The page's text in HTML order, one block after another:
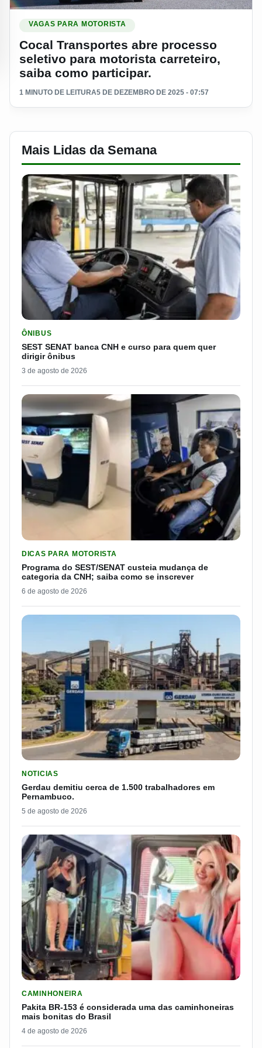
VAGAS PARA MOTORISTA
Cocal Transportes abre processo
seletivo para motorista carreteiro,
saiba como participar.
1 MINUTO DE LEITURA5 DE DEZEMBRO DE 2025 - 07:57
Mais Lidas da Semana
ÔNIBUS
SEST SENAT banca CNH e curso para quem quer
dirigir ônibus
3 de agosto de 2026
DICAS PARA MOTORISTA
Programa do SEST/SENAT custeia mudança de
categoria da CNH; saiba como se inscrever
6 de agosto de 2026
NOTICIAS
Gerdau demitiu cerca de 1.500 trabalhadores em
Pernambuco.
5 de agosto de 2026
CAMINHONEIRA
Pakita BR-153 é considerada uma das caminhoneiras
mais bonitas do Brasil
4 de agosto de 2026